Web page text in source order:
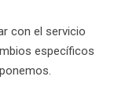
con el servicio
específicos